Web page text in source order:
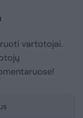
vartotojai.